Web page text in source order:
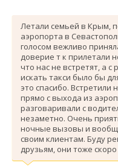
Летали семьей в Крым,
аэропорта в
голосом вежливо
доверие т к прилетали
что нас не встретят, а
искать такси было бы
это спасибо.
прямо с выхода из
разговаривали с
незаметно. Очень
ночные вызовы и
своим клиентам. Буду
друзьям, они тоже